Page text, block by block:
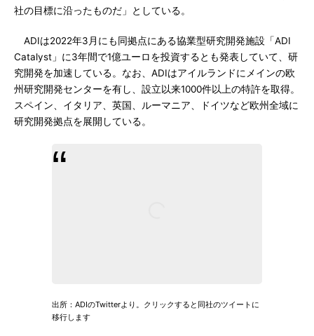
社の目標に沿ったものだ」としている。
ADIは2022年3月にも同拠点にある協業型研究開発施設「ADI
Catalyst」に3年間で1億ユーロを投資するとも発表していて、研
究開発を加速している。なお、ADIはアイルランドにメインの欧
州研究開発センターを有し、設立以来1000件以上の特許を取得。
スペイン、イタリア、英国、ルーマニア、ドイツなど欧州全域に
研究開発拠点を展開している。
出所：ADIのTwitterより。クリックすると同社のツイートに
移行します